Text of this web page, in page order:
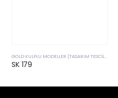
GOLD KULPLU MODELLER (TASARIM TESCILLI & PATENTLI ÜRÜLERIMIZ)
SK 179